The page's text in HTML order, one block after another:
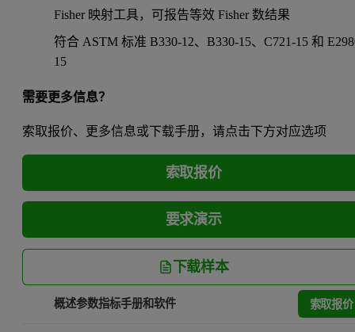
Fisher 映射工具，可报告等效 Fisher 数结果
符合 ASTM 标准 B330-12、B330-15、C721-15 和
15
需要更多信息？
索取报价、更多信息或下载手册，请点击下方对应选项
索取报价
要求演示
下载样本
概述参数指标手册和软件 索取报价